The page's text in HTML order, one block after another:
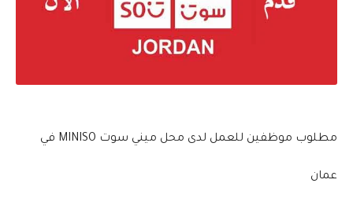
مطلوب موظفين للعمل لدى محل ميني سوت MINISO في
عمان